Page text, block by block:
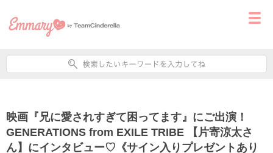
映画『兄に愛されすぎて困ってます』にご出演！
GENERATIONS from EXILE TRIBE 【片寄涼太さ
ん】にインタビュー♡《サイン入りプレゼントあり